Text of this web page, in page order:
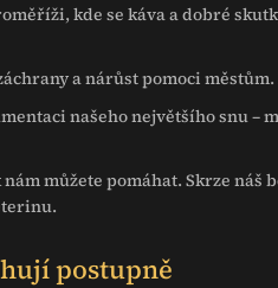
kde se káva a dobré
a nárůst pomoci městům.
našeho největšího snu –
můžete pomáhat. Skrze náš
postupně